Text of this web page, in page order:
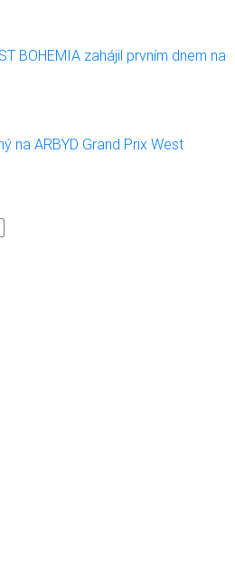
BOHEMIA zahájil prvním dnem na
na ARBYD Grand Prix West